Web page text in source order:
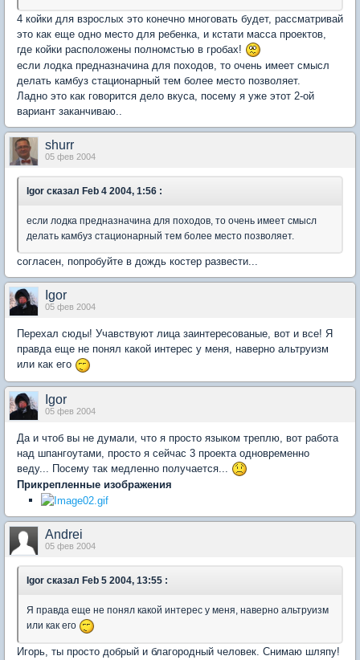
4 койки для взрослых это конечно многовать будет, рассматривай
это как еще одно место для ребенка, и кстати масса проектов,
где койки расположены полномстью в гробах!
если лодка предназначина для походов, то очень имеет смысл
делать камбуз стационарный тем более место позволяет.
Ладно это как говорится дело вкуса, посему я уже этот 2-ой
вариант заканчиваю..
shurr
05 фев 2004
Igor сказал Feb 4 2004, 1:56 :
если лодка предназначина для походов, то очень имеет смысл
делать камбуз стационарный тем более место позволяет.
согласен, попробуйте в дождь костер развести...
Igor
05 фев 2004
Перехал сюды! Учавствуют лица заинтересованые, вот и все! Я
правда еще не понял какой интерес у меня, наверно альтруизм
или как его
Igor
05 фев 2004
Да и чтоб вы не думали, что я просто языком треплю, вот работа
над шпангоутами, просто я сейчас 3 проекта одновременно
веду... Посему так медленно получается...
Прикрепленные изображения
Andrei
05 фев 2004
Igor сказал Feb 5 2004, 13:55 :
Я правда еще не понял какой интерес у меня, наверно альтруизм
или как его
Игорь, ты просто добрый и благородный человек. Снимаю шляпу!